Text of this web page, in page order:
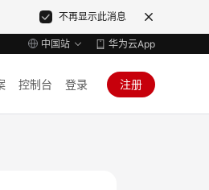
不再显示此消息
中国站 华为云App
控制台 登录 注册